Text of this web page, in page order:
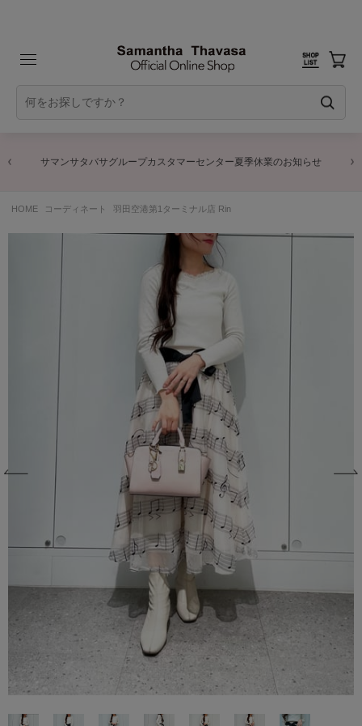
サマンサタバサグループカスタマーセンター夏季休業のお知らせ
HOME コーディネート 羽田空港第1ターミナル店 Rin